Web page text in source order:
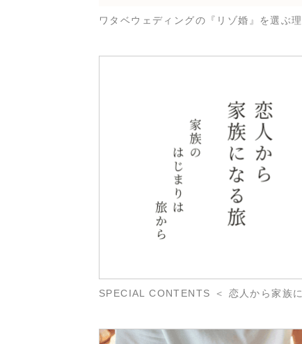
ワタベウェディングの『リゾ婚』を選ぶ
SPECIAL CONTENTS ＜ 恋人から家族